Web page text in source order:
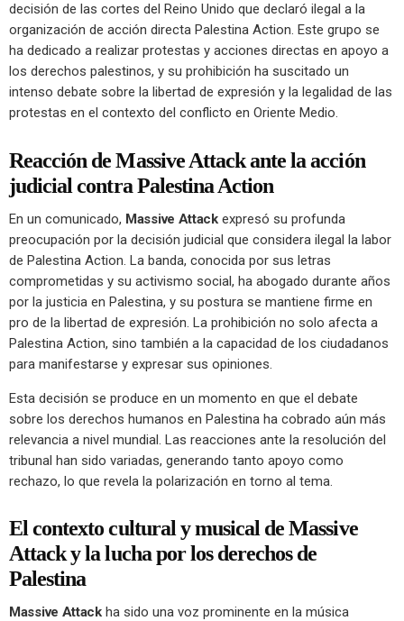
decisión de las cortes del Reino Unido que declaró ilegal a la
organización de acción directa Palestina Action. Este grupo se
ha dedicado a realizar protestas y acciones directas en apoyo a
los derechos palestinos, y su prohibición ha suscitado un
intenso debate sobre la libertad de expresión y la legalidad de las
protestas en el contexto del conflicto en Oriente Medio.
Reacción de Massive Attack ante la acción
judicial contra Palestina Action
En un comunicado, Massive Attackexpresó su profunda
preocupación por la decisión judicial que considera ilegal la labor
de Palestina Action. La banda, conocida por sus letras
comprometidas y su activismo social, ha abogado durante años
por la justicia en Palestina, y su postura se mantiene firme en
pro de la libertad de expresión. La prohibición no solo afecta a
Palestina Action, sino también a la capacidad de los ciudadanos
para manifestarse y expresar sus opiniones.
Esta decisión se produce en un momento en que el debate
sobre los derechos humanos en Palestina ha cobrado aún más
relevancia a nivel mundial. Las reacciones ante la resolución del
tribunal han sido variadas, generando tanto apoyo como
rechazo, lo que revela la polarización en torno al tema.
El contexto cultural y musical de Massive
Attack y la lucha por los derechos de
Palestina
Massive Attackha sido una voz prominente en la música